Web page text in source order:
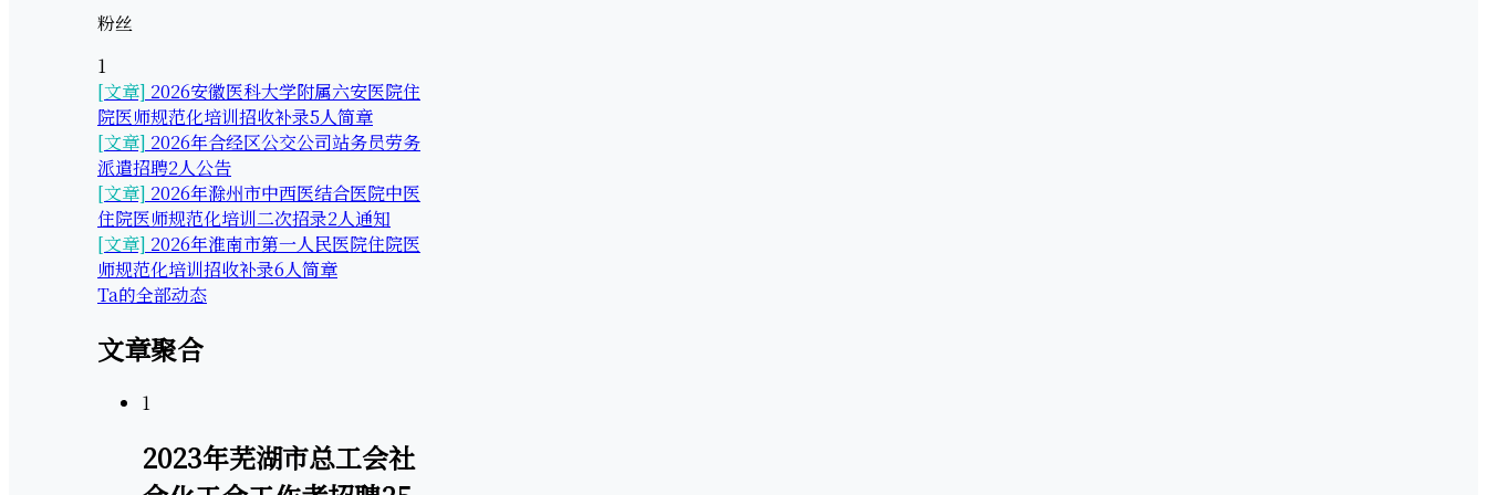
粉丝
1
[文章] 2026安徽医科大学附属六安医院住
院医师规范化培训招收补录5人简章
[文章] 2026年合经区公交公司站务员劳务
派遣招聘2人公告
[文章] 2026年滁州市中西医结合医院中医
住院医师规范化培训二次招录2人通知
[文章] 2026年淮南市第一人民医院住院医
师规范化培训招收补录6人简章
Ta的全部动态
文章聚合
1
2023年芜湖市总工会社